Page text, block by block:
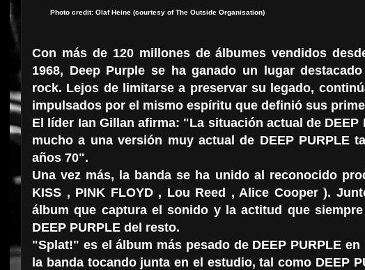
Photo credit: Olaf Heine (courtesy of The Outside Organisation)
Con más de 120 millones de álbumes vendidos
1968, Deep Purple se ha ganado un lugar
rock. Lejos de limitarse a preservar su legado,
impulsados ​​por el mismo espíritu que definió sus
El líder Ian Gillan afirma: "La situación actual de DEEP
mucho a una versión muy actual de DEEP PURPLE
años 70".
Una vez más, la banda se ha unido al reconocido
KISS , PINK FLOYD , Lou Reed , Alice Cooper ).
álbum que captura el sonido y la actitud que
DEEP PURPLE del resto.
"Splat!" es el álbum más pesado de DEEP PURPLE
la banda tocando junta en el estudio, tal como DEEP